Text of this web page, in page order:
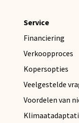
Service
Financiering
Verkoopproces
Kopersopties
Veelgestelde
Voordelen van